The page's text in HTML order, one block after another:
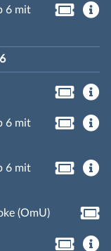
6 mit
6 mit
6 mit
(OmU)